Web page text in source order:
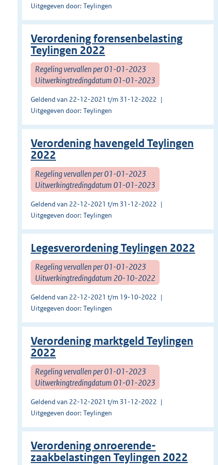
Uitgegeven door: Teylingen
Verordening forensenbelasting
Teylingen 2022
Regeling vervallen per 01-01-2023
Uitwerkingtredingdatum 01-01-2023
Geldend van 22-12-2021 t/m 31-12-2022
Uitgegeven door: Teylingen
Verordening havengeld Teylingen
2022
Regeling vervallen per 01-01-2023
Uitwerkingtredingdatum 01-01-2023
Geldend van 22-12-2021 t/m 31-12-2022
Uitgegeven door: Teylingen
Legesverordening Teylingen 2022
Regeling vervallen per 01-01-2023
Uitwerkingtredingdatum 20-10-2022
Geldend van 22-12-2021 t/m 19-10-2022
Uitgegeven door: Teylingen
Verordening marktgeld Teylingen
2022
Regeling vervallen per 01-01-2023
Uitwerkingtredingdatum 01-01-2023
Geldend van 22-12-2021 t/m 31-12-2022
Uitgegeven door: Teylingen
Verordening onroerende-
zaakbelastingen Teylingen 2022